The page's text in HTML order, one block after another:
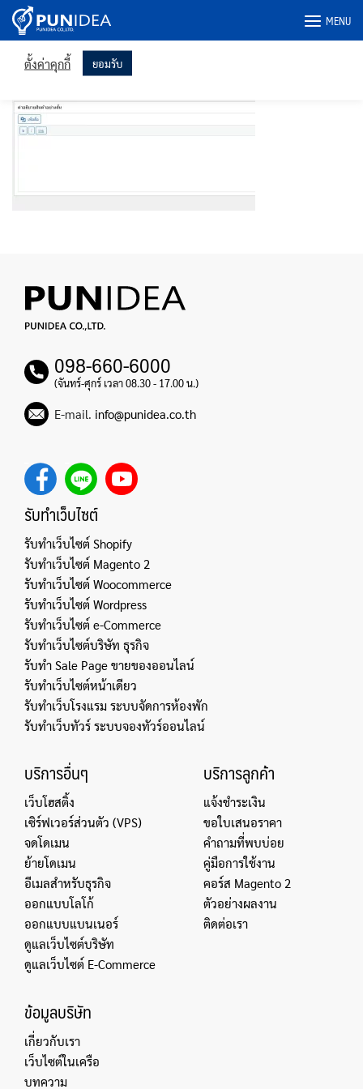
Skip
MENU
098-660-6000
(จันทร์-ศุกร์ เวลา 08.30 - 17.00 น.)
E-mail. info@punidea.co.th
รับทำเว็บไซต์
รับทำเว็บไซต์ Shopify
รับทำเว็บไซต์ Magento 2
รับทำเว็บไซต์ Woocommerce
รับทำเว็บไซต์ Wordpress
รับทำเว็บไซต์ e-Commerce
รับทำเว็บไซต์บริษัท ธุรกิจ
รับทำ Sale Page ขายของออนไลน์
รับทำเว็บไซต์หน้าเดียว
รับทำเว็บโรงแรม ระบบจัดการห้องพัก
รับทำเว็บทัวร์ ระบบจองทัวร์ออนไลน์
บริการอื่นๆ
เว็บโฮสติ้ง
เซิร์ฟเวอร์ส่วนตัว (VPS)
จดโดเมน
ย้ายโดเมน
อีเมลสำหรับธุรกิจ
ออกแบบโลโก้
ออกแบบแบนเนอร์
ดูแลเว็บไซต์บริษัท
ดูแลเว็บไซต์ E-Commerce
บริการลูกค้า
แจ้งชำระเงิน
ขอใบเสนอราคา
คำถามที่พบบ่อย
คู่มือการใช้งาน
คอร์ส Magento 2
ตัวอย่างผลงาน
ติดต่อเรา
ข้อมูลบริษัท
เกี่ยวกับเรา
เว็บไซต์ในเครือ
บทความ
มากที่สุดโดยจดจำการตั้งค่าของคุณและเข้าชมซ้ำ การคลิก "ยอมรับ"
แสดงว่าคุณยินยอมให้ใช้คุกกี้ทั้งหมด
ตั้งค่าคุกกี้ ยอมรับ